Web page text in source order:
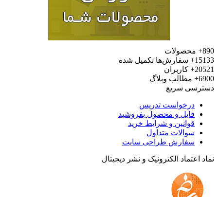
محصولات
سفارش‌ها تکمیل شده
کاربران
مطالب وبلاگ
سریع
درخواست تدریس
فایل و محصول بفروشید
قوانین و شرایط خرید
سوالات متداول
سفارش طراحی سایت
اعتماد الکترونیک و نشر دیجیتال